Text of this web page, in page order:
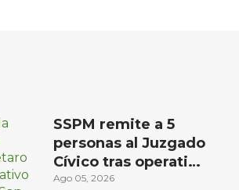
SSPM remite a 5
personas al Juzgado
Cívico tras operativo
en San Juan del Río
Ago 05, 2026